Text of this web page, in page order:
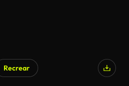
Recrear